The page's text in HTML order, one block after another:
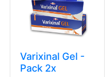
Varixinal Gel -
Pack 2x